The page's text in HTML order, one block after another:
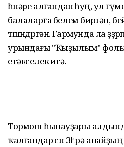
һөнәре алғандан һуң, ул
балаларға белем биргән,
төшөндөргән. Гармунда ла
урындағы "Ҡыҙылым"
етәкселек итә.
Тормош һынауҙары
ҡалғандар өсөн Зөһрә